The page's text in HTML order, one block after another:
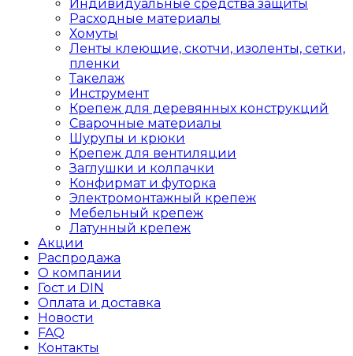
Индивидуальные средства защиты
Расходные материалы
Хомуты
Ленты клеющие, скотчи, изоленты, сетки,
пленки
Такелаж
Инструмент
Крепеж для деревянных конструкций
Сварочные материалы
Шурупы и крюки
Крепеж для вентиляции
Заглушки и колпачки
Конфирмат и футорка
Электромонтажный крепеж
Мебельный крепеж
Латунный крепеж
Акции
Распродажа
О компании
Гост и DIN
Оплата и доставка
Новости
FAQ
Контакты